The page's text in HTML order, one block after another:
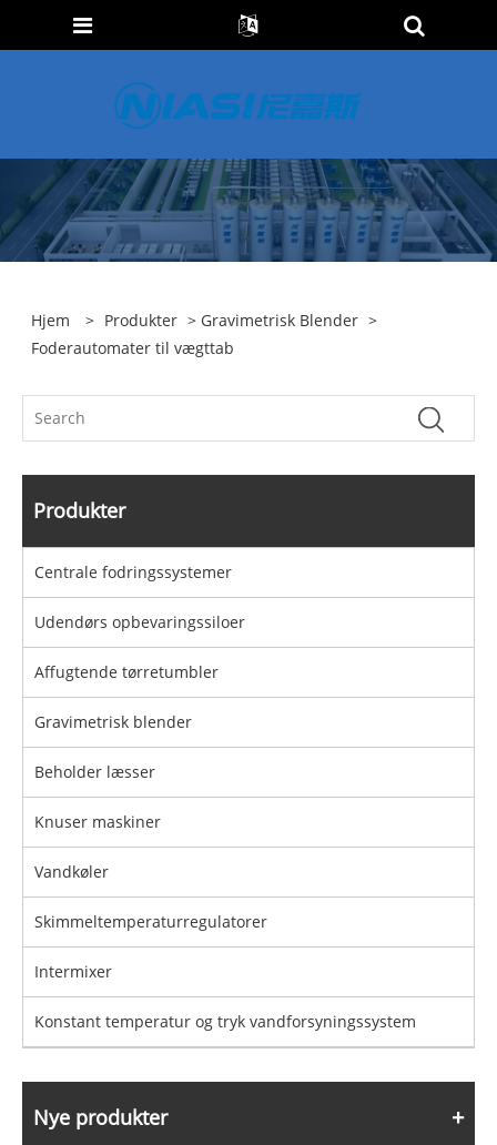
Hjem > Produkter > Gravimetrisk Blender >
Foderautomater til vægttab
Produkter
Centrale fodringssystemer
Udendørs opbevaringssiloer
Affugtende tørretumbler
Gravimetrisk blender
Beholder læsser
Knuser maskiner
Vandkøler
Skimmeltemperaturregulatorer
Intermixer
Konstant temperatur og tryk vandforsyningssystem
Nye produkter